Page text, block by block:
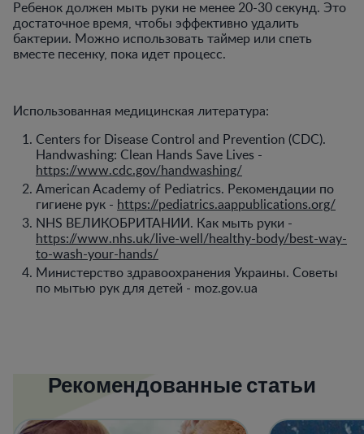
Ребенок должен мыть руки не менее 20-30 секунд. Это
достаточное время, чтобы эффективно удалить
бактерии. Можно использовать таймер или спеть
вместе песенку, пока идет процесс.
Использованная медицинская литература:
Centers for Disease Control and Prevention (CDC).
Handwashing: Clean Hands Save Lives -
https://www.cdc.gov/handwashing/
American Academy of Pediatrics. Рекомендации по
гигиене рук - https://pediatrics.aappublications.org/
NHS ВЕЛИКОБРИТАНИИ. Как мыть руки -
https://www.nhs.uk/live-well/healthy-body/best-way-
to-wash-your-hands/
Министерство здравоохранения Украины. Советы
по мытью рук для детей - moz.gov.ua
Рекомендованные статьи